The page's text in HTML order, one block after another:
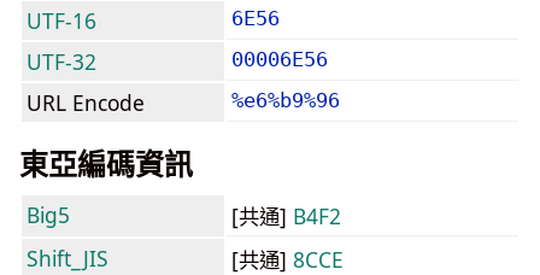
UTF-16 6E56
UTF-32 00006E56
URL Encode %e6%b9%96
東亞編碼資訊
Big5 [共通] B4F2
Shift_JIS
[共通] 8CCE